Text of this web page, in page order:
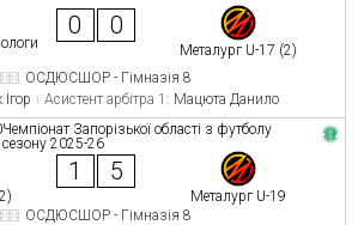
0 0
Металург U-17 (2)
ОСДЮСШОР - Гімназія 8
Асистент арбітра 1: Мацюта Данило
Чемпіонат Запорізької області з футболу
сезону 2025-26
1 5
Металург U-19
ОСДЮСШОР - Гімназія 8